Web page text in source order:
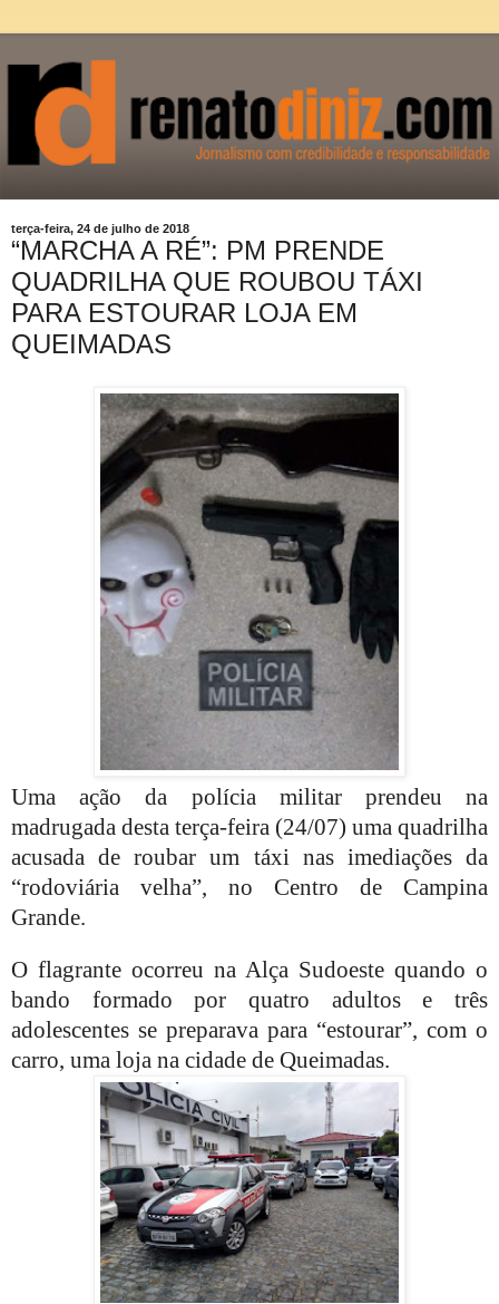
terça-feira, 24 de julho de 2018
“MARCHA A RÉ”: PM PRENDE
QUADRILHA QUE ROUBOU TÁXI
PARA ESTOURAR LOJA EM
QUEIMADAS
Uma ação da polícia militar prendeu na
madrugada desta terça-feira (24/07) uma quadrilha
acusada de roubar um táxi nas imediações da
“rodoviária velha”, no Centro de Campina
Grande.
O flagrante ocorreu na Alça Sudoeste quando o
bando formado por quatro adultos e três
adolescentes se preparava para “estourar”, com o
carro, uma loja na cidade de Queimadas.